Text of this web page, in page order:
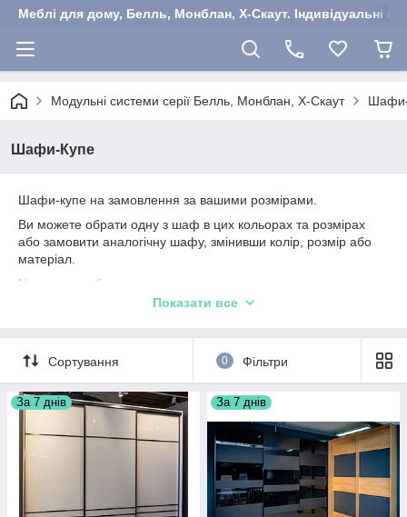
Меблі для дому, Белль, Монблан, Х-Скаут. Індивідуальні
Модульні системи серії Белль, Монблан, Х-Скаут
Шафи-Купе
Шафи-купе на замовлення за вашими розмірами.
Ви можете обрати одну з шаф в цих кольорах та розмірах
або замовити аналогічну шафу, змінивши колір, розмір або
матеріал.
Наприклад обрати:
илиSwiss Krono
Наповнення дверей: ДСП 10 мм, ДСП 18 мм,
скло та ін.
Зібрати свій, не схожий на представлені, шафа ви можете
вконструкторі. В описі кожного шафи є посилання на його
проект в конструкторі.
Показати все
Сортування 0 Фільтри
За 7 днів За 7 днів